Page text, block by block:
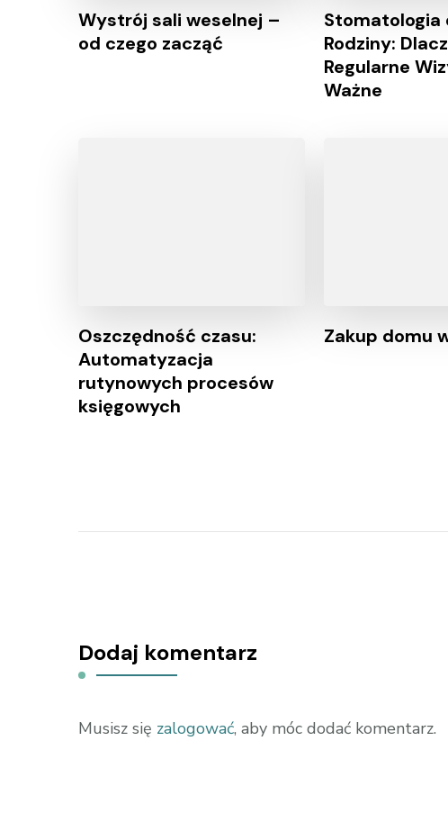
Wystrój sali weselnej –
od czego zacząć
Stomatologia
Rodziny:
Regularne
Ważne
Oszczędność czasu:
Automatyzacja
rutynowych procesów
księgowych
Zakup domu
Dodaj komentarz
Musisz się zalogować, aby móc dodać komentarz.